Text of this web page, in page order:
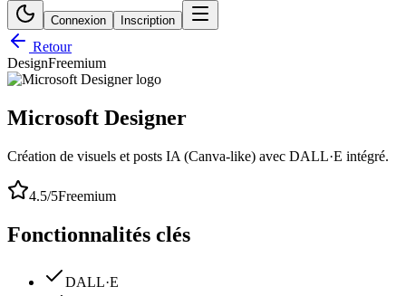
Connexion Inscription
Retour
DesignFreemium
Microsoft Designer
Création de visuels et posts IA (Canva-like) avec DALL·E intégré.
4.5/5Freemium
Fonctionnalités clés
DALL·E